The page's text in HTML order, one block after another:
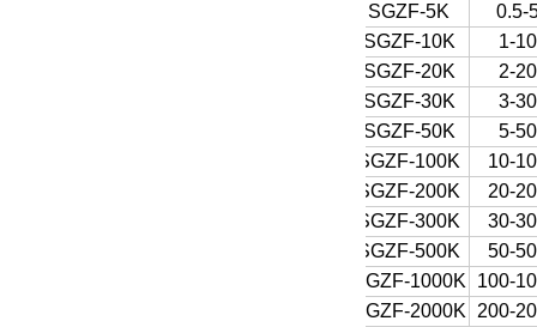
SGZF-5K
0.5-
SGZF-10K
1-10
SGZF-20K
2-20
SGZF-30K
3-30
SGZF-50K
5-50
SGZF-100K
10-
SGZF-200K
20-
SGZF-300K
30-
SGZF-500K
50-
SGZF-1000K
100-
SGZF-2000K
200-